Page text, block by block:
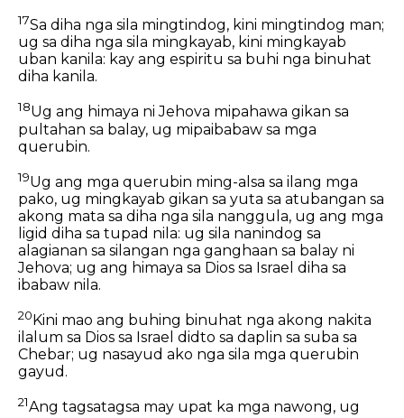
17Sa diha nga sila mingtindog, kini mingtindog man;
ug sa diha nga sila mingkayab, kini mingkayab
uban kanila: kay ang espiritu sa buhi nga binuhat
diha kanila.
18Ug ang himaya ni Jehova mipahawa gikan sa
pultahan sa balay, ug mipaibabaw sa mga
querubin.
19Ug ang mga querubin ming-alsa sa ilang mga
pako, ug mingkayab gikan sa yuta sa atubangan sa
akong mata sa diha nga sila nanggula, ug ang mga
ligid diha sa tupad nila: ug sila nanindog sa
alagianan sa silangan nga ganghaan sa balay ni
Jehova; ug ang himaya sa Dios sa Israel diha sa
ibabaw nila.
20 Kini mao ang buhing binuhat nga akong nakita
ilalum sa Dios sa Israel didto sa daplin sa suba sa
Chebar; ug nasayud ako nga sila mga querubin
gayud.
21Ang tagsatagsa may upat ka mga nawong, ug